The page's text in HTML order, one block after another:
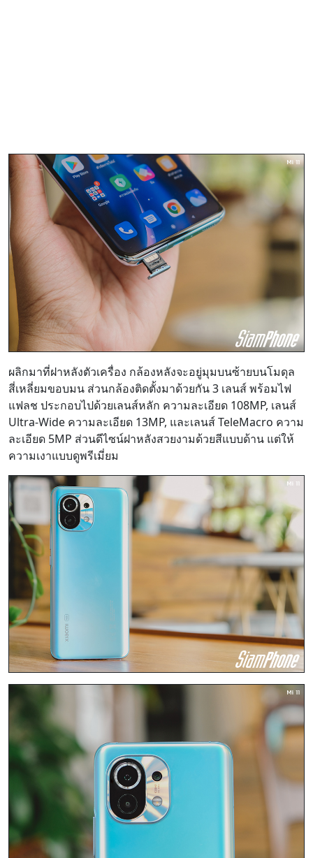
ผลิกมาที่ฝาหลังตัวเครื่อง กล้องหลังจะอยู่มุมบนซ้ายบนโมดุล
สี่เหลี่ยมขอบมน ส่วนกล้องติดตั้งมาด้วยกัน 3 เลนส์ พร้อมไฟ
แฟลช ประกอบไปด้วยเลนส์หลัก ความละเอียด 108MP, เลนส์
Ultra-Wide ความละเอียด 13MP, และเลนส์ TeleMacro ความ
ละเอียด 5MP ส่วนดีไซน์ฝาหลังสวยงามด้วยสีแบบด้าน แต่ให้
ความเงาแบบดูพรีเมี่ยม